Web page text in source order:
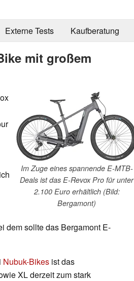
Externe Tests Kaufberatung
mit großem
Im Zuge eines spannende E-MTB-
Deals ist das E-Revox Pro für unter
2.100 Euro erhältlich (Bild:
Bergamont)
dem sollte das Bergamont E-
Nubuk-Bikes ist das
XL derzeit zum stark